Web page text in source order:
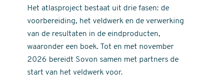
Het atlasproject bestaat uit drie fasen: de
voorbereiding, het veldwerk en de verwerking
van de resultaten in de eindproducten,
waaronder een boek. Tot en met november
2026 bereidt Sovon samen met partners de
start van het veldwerk voor.